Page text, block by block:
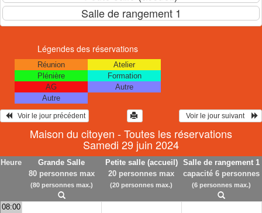
Légendes des réservations
Réunion
Atelier
Plénière
Formation
AG
Autre
Autre
   Voir le jour précédent
  Voir le jour suivant
Maison du citoyen - Toutes les réservations
Samedi 29 juin 2024
Heure
Grande Salle
80 personnes max
(80 personnes max.)
Petite salle (accueil)
20 personnes max
(20 personnes max.)
Salle de rangement 1
capacité 6 personnes
(6 personnes max.)
08:00